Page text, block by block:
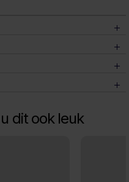
dit ook leuk